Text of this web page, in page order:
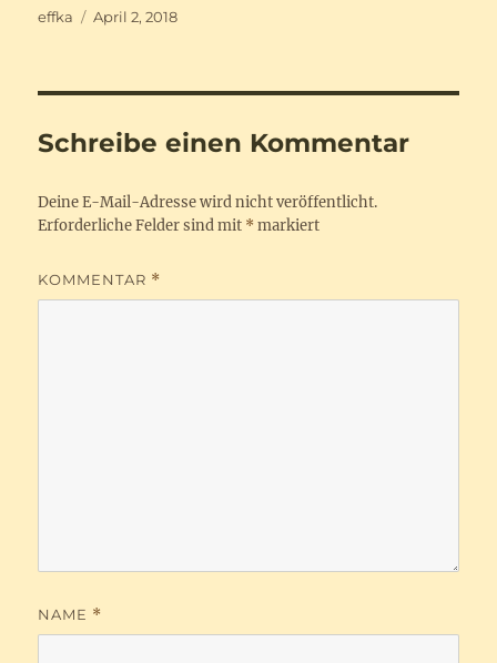
Autor
effka
Veröffentlicht
April 2, 2018
Schreibe einen Kommentar
Deine E-Mail-Adresse wird nicht veröffentlicht.
Erforderliche Felder sind mit * markiert
KOMMENTAR *
NAME *